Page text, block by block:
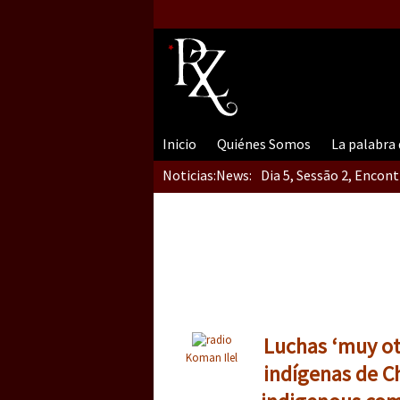
Inicio Quiénes Somos La palabra
Noticias:News: Dia 5, Sessão 2,
Koman Ilel
Luchas ‘muy
indígenas de